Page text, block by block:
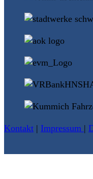
Kontakt | Impressum |